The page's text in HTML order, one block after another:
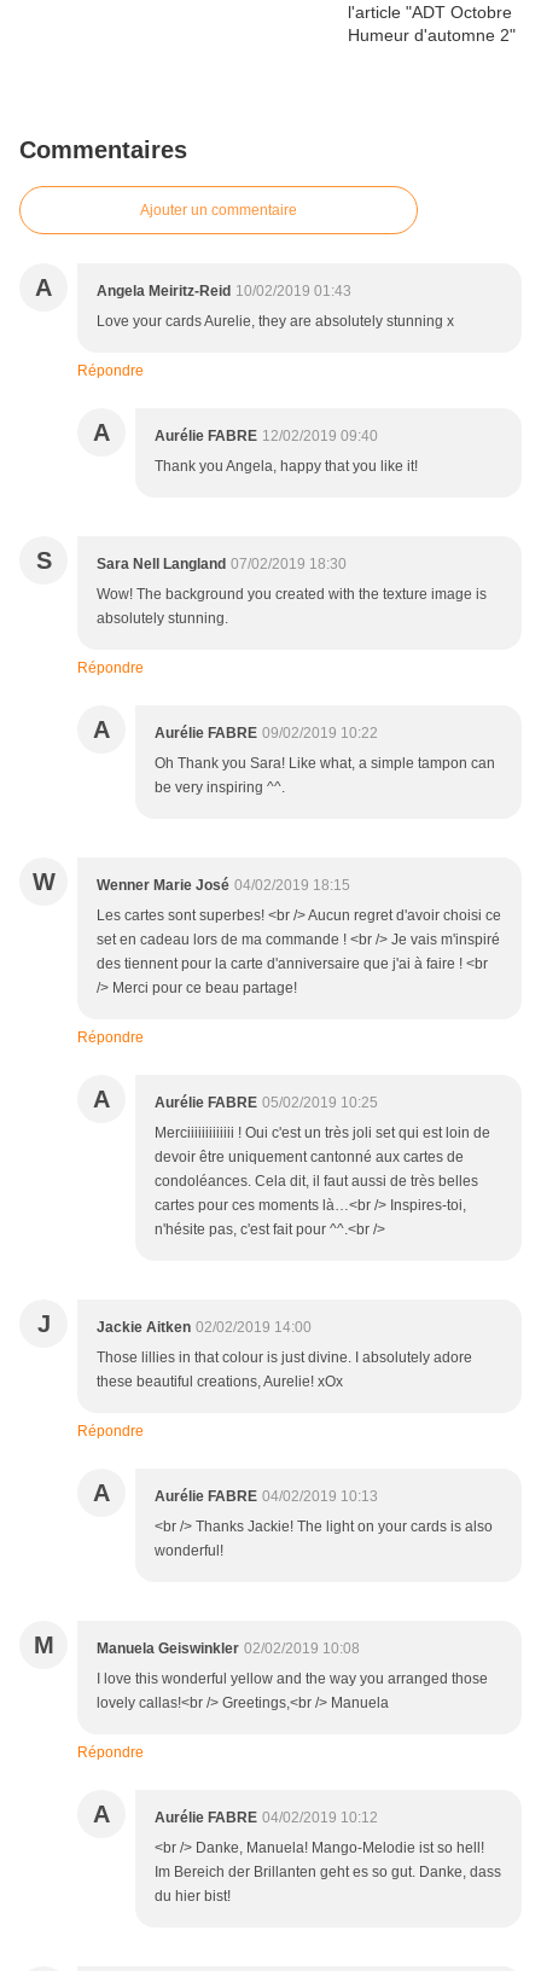
Commentaires
Ajouter un commentaire
A Angela Meiritz-Reid 10/02/2019 01:43
Love your cards Aurelie, they are absolutely stunning x
Répondre
A Aurélie FABRE 12/02/2019 09:40
Thank you Angela, happy that you like it!
S Sara Nell Langland 07/02/2019 18:30
Wow! The background you created with the texture image is
absolutely stunning.
Répondre
A Aurélie FABRE 09/02/2019 10:22
Oh Thank you Sara! Like what, a simple tampon can
be very inspiring ^^.
W Wenner Marie José 04/02/2019 18:15
Les cartes sont superbes! <br /> Aucun regret d'avoir choisi ce
set en cadeau lors de ma commande ! <br /> Je vais m'inspiré
des tiennent pour la carte d'anniversaire que j'ai à faire ! <br
/> Merci pour ce beau partage!
Répondre
A Aurélie FABRE 05/02/2019 10:25
Merciiiiiiiiiiiii ! Oui c'est un très joli set qui est loin de
devoir être uniquement cantonné aux cartes de
condoléances. Cela dit, il faut aussi de très belles
cartes pour ces moments là…<br /> Inspires-toi,
n'hésite pas, c'est fait pour ^^.<br />
J Jackie Aitken 02/02/2019 14:00
Those lillies in that colour is just divine. I absolutely adore
these beautiful creations, Aurelie! xOx
Répondre
A Aurélie FABRE 04/02/2019 10:13
<br /> Thanks Jackie! The light on your cards is also
wonderful!
M Manuela Geiswinkler 02/02/2019 10:08
I love this wonderful yellow and the way you arranged those
lovely callas!<br /> Greetings,<br /> Manuela
Répondre
A Aurélie FABRE 04/02/2019 10:12
<br /> Danke, Manuela! Mango-Melodie ist so hell!
Im Bereich der Brillanten geht es so gut. Danke, dass
du hier bist!